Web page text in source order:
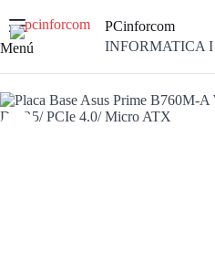
contenido
Menú
PCinforcom
INFORMATICA